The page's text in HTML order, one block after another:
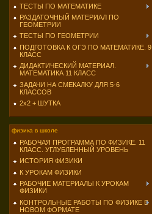
ТЕСТЫ ПО МАТЕМАТИКЕ
РАЗДАТОЧНЫЙ МАТЕРИАЛ ПО
ГЕОМЕТРИИ
ТЕСТЫ ПО ГЕОМЕТРИИ
ПОДГОТОВКА К ОГЭ ПО МАТЕМАТИКЕ. 9
КЛАСС
ДИДАКТИЧЕСКИЙ МАТЕРИАЛ.
МАТЕМАТИКА 11 КЛАСС
ЗАДАЧИ НА СМЕКАЛКУ ДЛЯ 5-6
КЛАССОВ
2х2 + ШУТКА
физика в школе
РАБОЧАЯ ПРОГРАММА ПО ФИЗИКЕ. 11
КЛАСС. УГЛУБЛЕННЫЙ УРОВЕНЬ
ИСТОРИЯ ФИЗИКИ
К УРОКАМ ФИЗИКИ
РАБОЧИЕ МАТЕРИАЛЫ К УРОКАМ
ФИЗИКИ
КОНТРОЛЬНЫЕ РАБОТЫ ПО ФИЗИКЕ В
НОВОМ ФОРМАТЕ